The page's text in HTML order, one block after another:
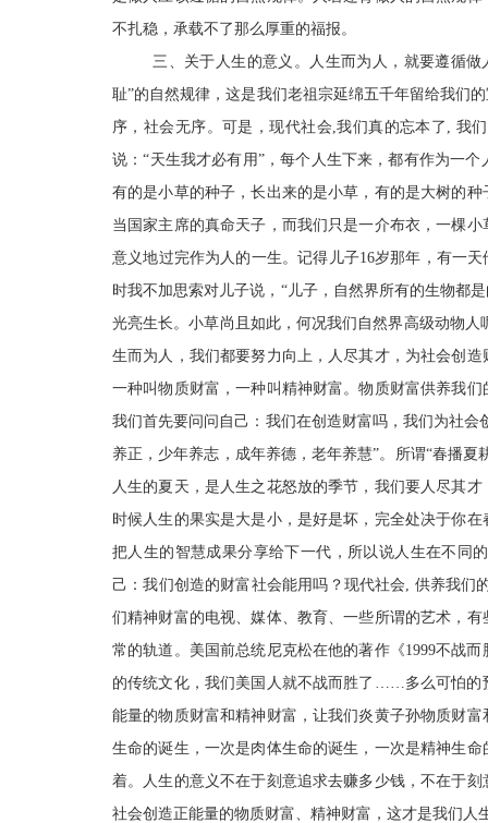
不扎稳，承载不了那么厚重的福报。
三、关于人生的意义。人生而为人，就要遵循
耻”的自然规律，这是我们老祖宗延绵五千年留给我们
序，社会无序。可是，现代社会,我们真的忘本了, 我
说：“天生我才必有用”，每个人生下来，都有作为一
有的是小草的种子，长出来的是小草，有的是大树的
当国家主席的真命天子，而我们只是一介布衣，一棵
意义地过完作为人的一生。记得儿子16岁那年，有一天
时我不加思索对儿子说 ， “儿子，自然界所有的生物都
光亮生长。小草尚且如此，何况我们自然界高级动物人
生而为人，我们都要努力向上，人尽其才，为社会创
一种叫物质财富，一种叫精神财富。物质财富供养我
我们首先要问问自己：我们在创造财富吗，我们为社
养正，少年养志，成年养德，老年养慧”。所谓“春播
人生的夏天，是人生之花怒放的季节，我们要人尽其
时候人生的果实是大是小，是好是坏，完全处决于你
把人生的智慧成果分享给下一代，所以说人生在不同
己：我们创造的财富社会能用吗？现代社会, 供养我
们精神财富的电视、媒体、教育、一些所谓的艺术，
常的轨道。美国前总统尼克松在他的著作《1999不战
的传统文化，我们美国人就不战而 胜了……多么可怕的
能量的物质财富和精神财富，让我们炎黄子孙物质财
生命的诞生，一次是肉体生命的诞生，一次是精神生
着。人生的意义不在于刻意追求去赚多少钱，不在于
社会创造正能量的物质财富、精神财富，这才是我们人